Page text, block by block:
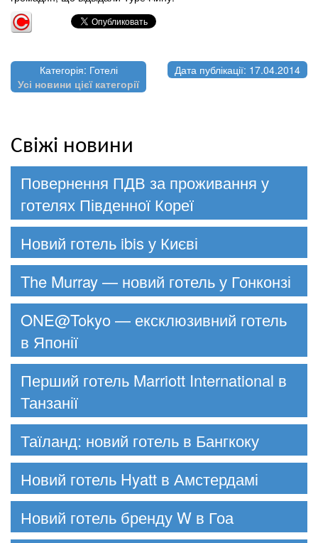
Категорія: Готелі
Усі новини цієї категорії
Дата публікації: 17.04.2014
Свіжі новини
Повернення ПДВ за проживання у
готелях Південної Кореї
Новий готель ibis у Києві
The Murray — новий готель у Гонконзі
ONE@Tokyo — ексклюзивний готель
в Японії
Перший готель Marriott International в
Танзанії
Таїланд: новий готель в Бангкоку
Новий готель Hyatt в Амстердамі
Новий готель бренду W в Гоа